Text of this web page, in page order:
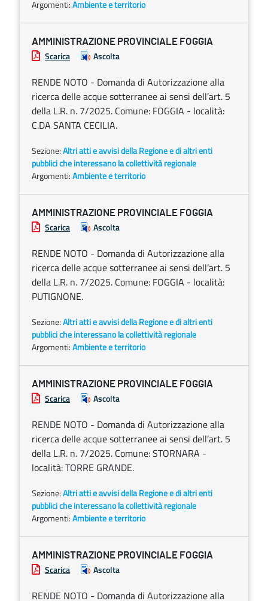
Argomenti:Ambiente e territorio
AMMINISTRAZIONE PROVINCIALE FOGGIA
Scarica Ascolta
RENDE NOTO - Domanda di Autorizzazione alla
ricerca delle acque sotterranee ai sensi dell’art. 5
della L.R. n. 7/2025. Comune: FOGGIA - località:
C.DA SANTA CECILIA.
Sezione:Altri atti e avvisi della Regione e di altri enti
pubblici che interessano la collettività regionale
Argomenti:Ambiente e territorio
AMMINISTRAZIONE PROVINCIALE FOGGIA
Scarica Ascolta
RENDE NOTO - Domanda di Autorizzazione alla
ricerca delle acque sotterranee ai sensi dell’art. 5
della L.R. n. 7/2025. Comune: FOGGIA - località:
PUTIGNONE.
Sezione:Altri atti e avvisi della Regione e di altri enti
pubblici che interessano la collettività regionale
Argomenti:Ambiente e territorio
AMMINISTRAZIONE PROVINCIALE FOGGIA
Scarica Ascolta
RENDE NOTO - Domanda di Autorizzazione alla
ricerca delle acque sotterranee ai sensi dell’art. 5
della L.R. n. 7/2025. Comune: STORNARA -
località: TORRE GRANDE.
Sezione:Altri atti e avvisi della Regione e di altri enti
pubblici che interessano la collettività regionale
Argomenti:Ambiente e territorio
AMMINISTRAZIONE PROVINCIALE FOGGIA
Scarica Ascolta
RENDE NOTO - Domanda di Autorizzazione alla